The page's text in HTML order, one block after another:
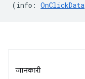
(info : OnClickData
जानकारी